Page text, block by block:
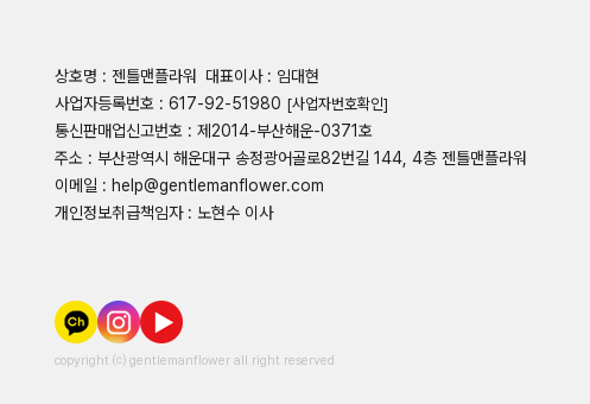
상호명 : 젠틀맨플라워
대표이사 : 임대현
사업자등록번호 : 617-92-51980 [사업자번호확인]
통신판매업신고번호 : 제2014-부산해운-0371호
주소 : 부산광역시 해운대구 송정광어골로82번길 144, 4층 젠틀맨플라워
이메일 : help@gentlemanflower.com
개인정보취급책임자 : 노현수 이사
copyright ⒞ gentlemanflower all right reserved